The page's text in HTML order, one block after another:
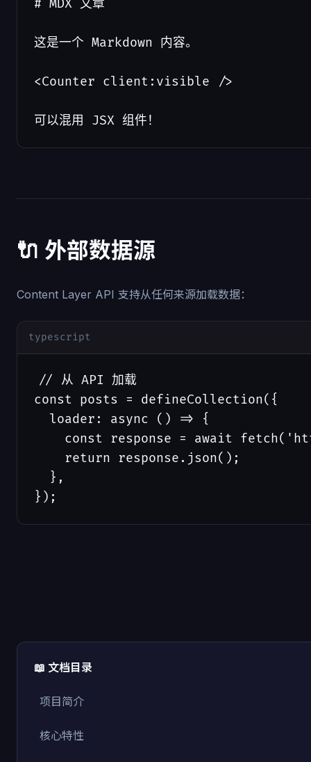
📖 文档目录
项目简介
核心特性
# MDX 文章
这是一个 Markdown 内容。
<Counter client:visible />
可以混用 JSX 组件！
🔌 外部数据源
Content Layer API 支持从任何来源加载数据：
typescript
// 从 API 加载
const posts = defineCollection({
  loader: async () => {
const response = await
    return response.json();
  },
});